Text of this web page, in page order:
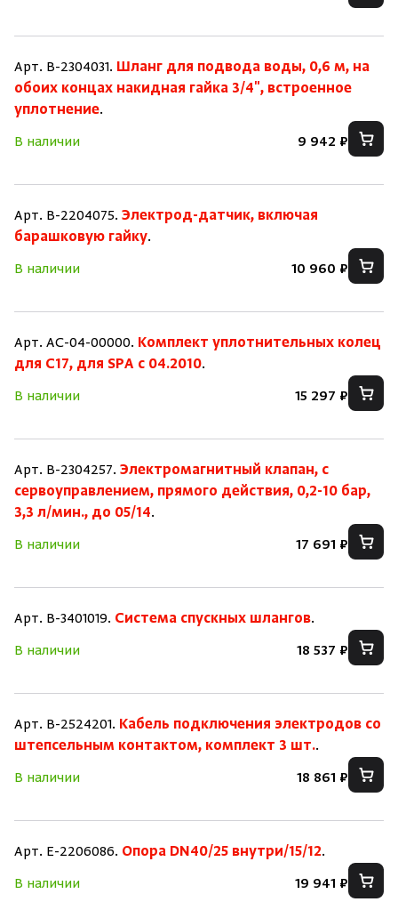
Арт. B-2304031. Шланг для подвода воды, 0,6 м, на
обоих концах накидная гайка 3/4", встроенное
уплотнение.
В наличии
9 942 ₽
Арт. B-2204075. Электрод-датчик, включая
барашковую гайку.
В наличии
10 960 ₽
Арт. AC-04-00000. Комплект уплотнительных колец
для C17, для SPA c 04.2010.
В наличии
15 297 ₽
Арт. B-2304257. Электромагнитный клапан, с
сервоуправлением, прямого действия, 0,2-10 бар,
3,3 л/мин., до 05/14.
В наличии
17 691 ₽
Арт. B-3401019. Система спускных шлангов.
В наличии
18 537 ₽
Арт. B-2524201. Кабель подключения электродов со
штепсельным контактом, комплект 3 шт..
В наличии
18 861 ₽
Арт. E-2206086. Опора DN40/25 внутри/15/12.
В наличии
19 941 ₽